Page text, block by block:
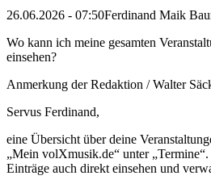
26.06.2026 - 07:50Ferdinand Maik
Wo kann ich meine gesamten
einsehen?
Anmerkung der Redaktion /Walter
Servus Ferdinand,
eine Übersicht über deine
„Mein volXmusik.de“ unter
Einträge auch direkt einsehen und